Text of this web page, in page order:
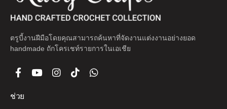
ตรูบี้งานฝีมือโดยคุณสามารถค้นหาที่จัดงานแต่งงานอย่างยอด
handmade ถักโครเชท์รายการในเอเชีย
ช่วย